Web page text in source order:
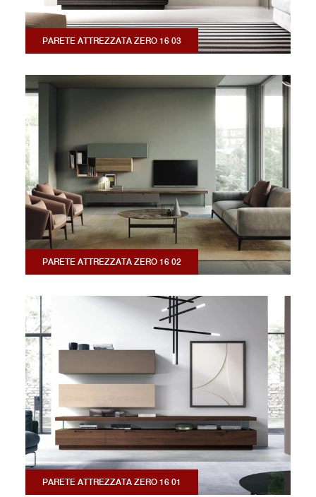
PARETE ATTREZZATA ZERO 16 03
PARETE ATTREZZATA ZERO 16 02
PARETE ATTREZZATA ZERO 16 01